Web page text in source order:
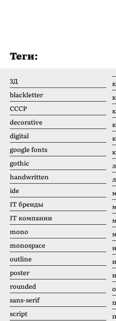
Теги:
3Д
blackletter
CCCР
decorative
digital
google fonts
gothic
handwritten
ide
IT бренды
IT компании
mono
monospace
outline
poster
rounded
sans-serif
script